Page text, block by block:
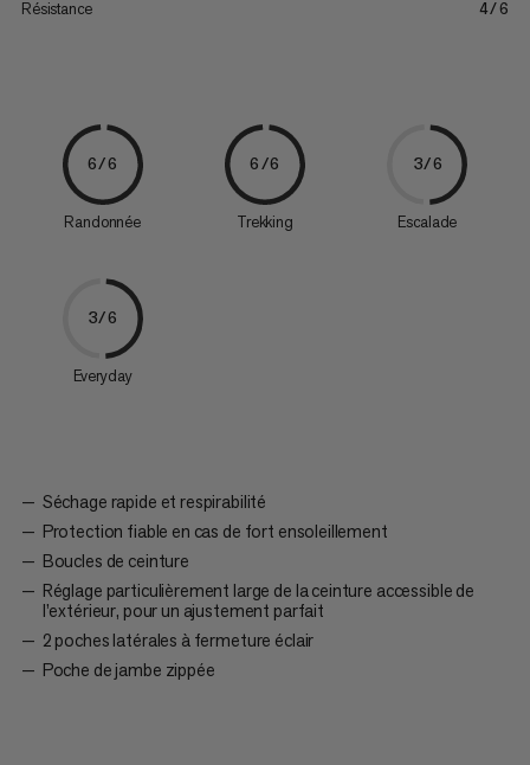
Résistance 4/6
6/6
Randonnée
6/6
Trekking
3/6
Escalade
3/6
Everyday
Séchage rapide et respirabilité
Protection fiable en cas de fort ensoleillement
Boucles de ceinture
Réglage particulièrement large de la ceinture accessible de
l’extérieur, pour un ajustement parfait
2 poches latérales à fermeture éclair
Poche de jambe zippée